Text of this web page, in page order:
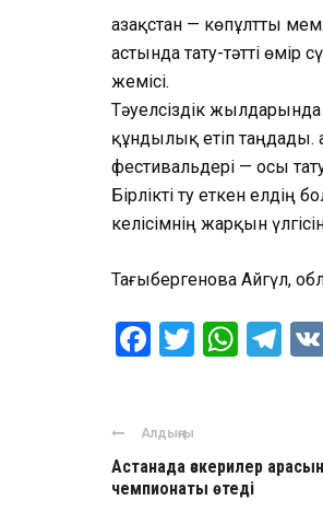
Қазақстан — көпұлтты
астында тату-тәтті өмір
жемісі.
Тәуелсіздік
құндылық етіп таңдады.
фестивальдері — осы
Бірлікті ту еткен елдің
келісімнің жарқын
Тағыбергенова Айгүл,
Facebook
Twitter
Алдыңғы
Астанада әскерилер
чемпионаты өтеді